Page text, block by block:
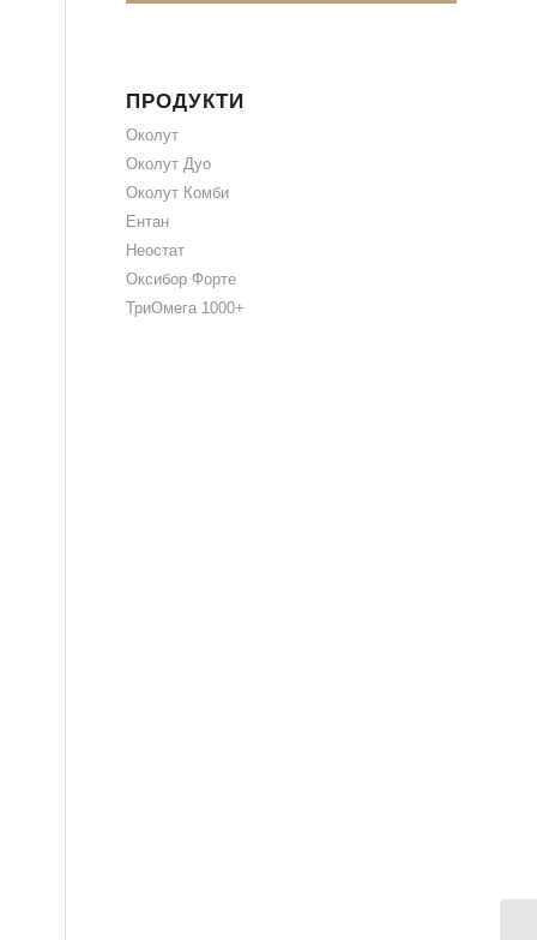
ПРОДУКТИ
Околут
Околут Дуо
Околут Комби
Ентан
Неостат
Оксибор Форте
ТриОмега 1000+